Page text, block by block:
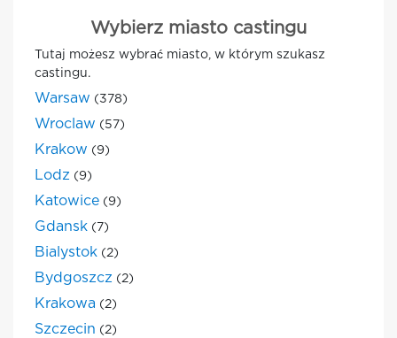
Wybierz miasto castingu
Tutaj możesz wybrać miasto, w którym szukasz
castingu.
Warsaw (378)
Wroclaw (57)
Krakow (9)
Lodz (9)
Katowice (9)
Gdansk (7)
Bialystok (2)
Bydgoszcz (2)
Krakowa (2)
Szczecin (2)